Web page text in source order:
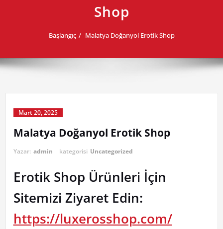
Shop
Başlangıç Malatya Doğanyol Erotik Shop
Mart 20, 2025
Malatya Doğanyol Erotik Shop
Yazar: admin kategorisi Uncategorized
Erotik Shop Ürünleri İçin
Sitemizi Ziyaret Edin:
https://luxerosshop.com/